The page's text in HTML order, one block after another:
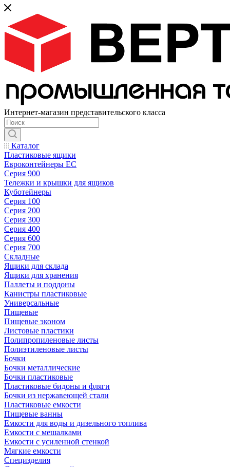
Интернет-магазин представительского класса
Каталог
Пластиковые ящики
Евроконтейнеры ЕС
Серия 900
Тележки и крышки для ящиков
Куботейнеры
Серия 100
Серия 200
Серия 300
Серия 400
Серия 600
Серия 700
Складные
Ящики для склада
Ящики для хранения
Паллеты и поддоны
Канистры пластиковые
Универсальные
Пищевые
Пищевые эконом
Листовые пластики
Полипропиленовые листы
Полиэтиленовые листы
Бочки
Бочки металлические
Бочки пластиковые
Пластиковые бидоны и фляги
Бочки из нержавеющей стали
Пластиковые емкости
Пищевые ванны
Емкости для воды и дизельного топлива
Емкости с мешалками
Емкости с усиленной стенкой
Мягкие емкости
Специзделия